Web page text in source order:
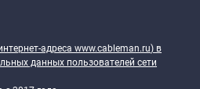
адреса www.cableman.ru) в
данных пользователей сети